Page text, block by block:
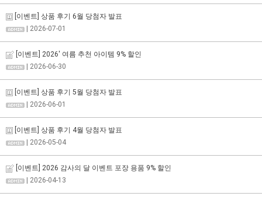
[이벤트] 상품 후기 6월 당첨자 발표
| 2026-07-01
[이벤트] 2026' 여름 추천 아이템 9% 할인
| 2026-06-30
[이벤트] 상품 후기 5월 당첨자 발표
| 2026-06-01
[이벤트] 상품 후기 4월 당첨자 발표
| 2026-05-04
[이벤트] 2026 감사의 달 이벤트 포장 용품 9% 할인
| 2026-04-13